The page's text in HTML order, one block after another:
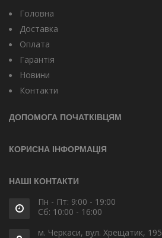
Головна
Доставка
Оплата
Гарантія
Новини
Контакти
ДОПОМОГА ПОЧАТКІВЦЯМ
КОРИСНА ІНФОРМАЦІЯ
НАШІ КОНТАКТИ
Пн - Пт: 9:00 - 19:00
Сб: 10:00 - 16:00
м. Черкаси, вул. Хрещатик, 195